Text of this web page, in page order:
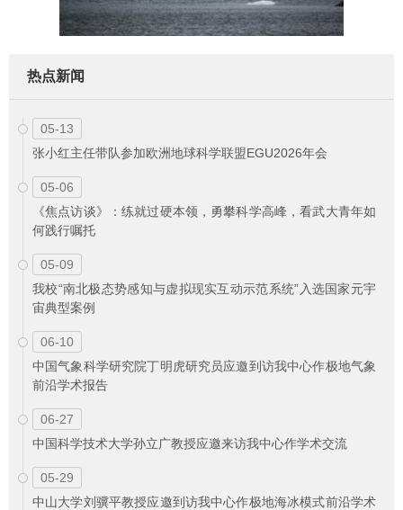
热点新闻
05-13
张小红主任带队参加欧洲地球科学联盟EGU2026年会
05-06
《焦点访谈》：练就过硬本领，勇攀科学高峰，看武大青年如
何践行嘱托
05-09
我校“南北极态势感知与虚拟现实互动示范系统”入选国家元宇
宙典型案例
06-10
中国气象科学研究院丁明虎研究员应邀到访我中心作极地气象
前沿学术报告
06-27
中国科学技术大学孙立广教授应邀来访我中心作学术交流
05-29
中山大学刘骥平教授应邀到访我中心作极地海冰模式前沿学术